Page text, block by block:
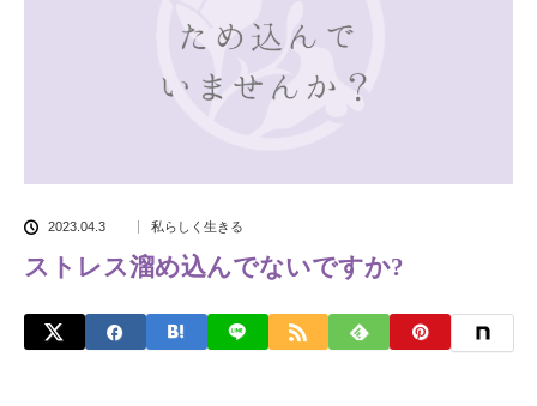
2023.04.3 私らしく生きる
ストレス溜め込んでないですか?